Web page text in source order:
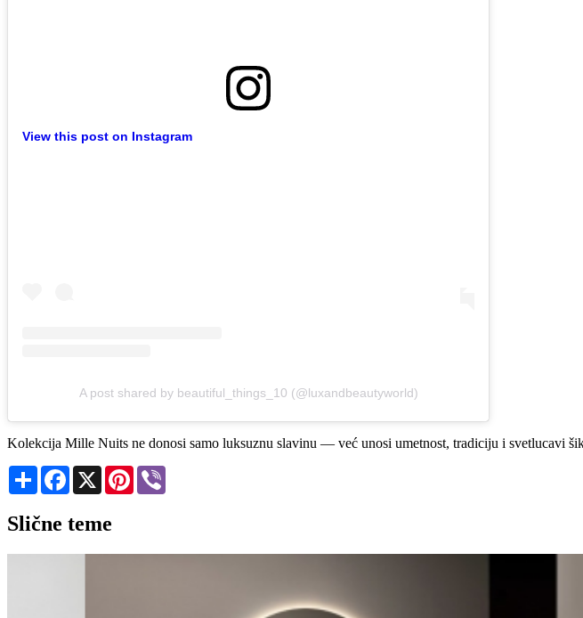
View this post on Instagram
A post shared by beautiful_things_10 (@luxandbeautyworld)
Kolekcija Mille Nuits ne donosi samo luksuznu slavinu — već unosi umetnost, tradiciju i svetlucavi šik
Share Facebook
X Pinterest
Slične teme